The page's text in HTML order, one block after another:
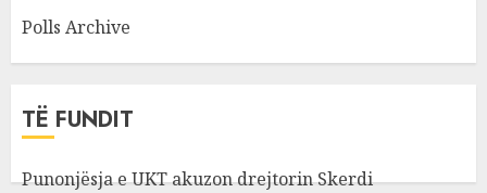
Polls Archive
TË FUNDIT
Punonjësja e UKT akuzon drejtorin Skerdi